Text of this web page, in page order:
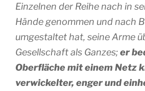
Einzelnen der Reihe nach in
Hände genommen und nach
umgestaltet hat, seine Arme
Gesellschaft als Ganzes;er
Oberfläche mit einem Netz
verwickelter, enger und